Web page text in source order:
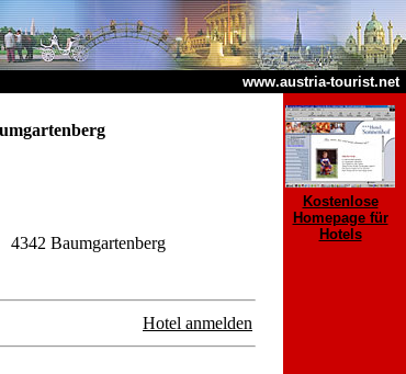
www.austria-tourist.net
4342 Baumgartenberg
Hotel anmelden
Kostenlose
Homepage für
Hotels